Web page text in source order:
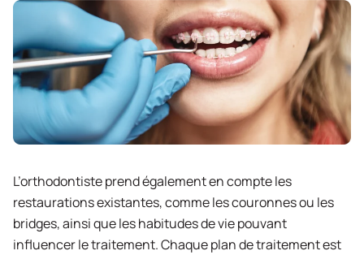
L’orthodontiste prend également en compte les
restaurations existantes, comme les couronnes ou les
bridges, ainsi que les habitudes de vie pouvant
influencer le traitement. Chaque plan de traitement est